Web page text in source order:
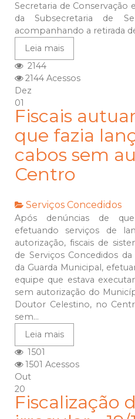
Secretaria de Conservação
da Subsecretaria de
acompanhando a retirada
Leia mais
2144
2144 Acessos
Dez
01
Fiscais
que fazia
cabos sem
Centro
Serviços Concedidos
Após denúncias de
efetuando serviços de
autorização, fiscais de
de Serviços Concedidos
da Guarda Municipal,
equipe que estava
sem autorização do
Doutor Celestino, no
sem...
Leia mais
1501
1501 Acessos
Out
20
Fiscalização